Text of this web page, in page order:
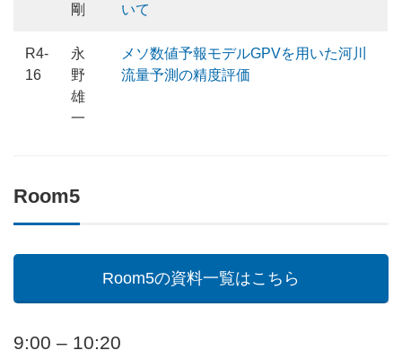
剛
いて
R4-
16
永
野
雄
一
メソ数値予報モデルGPVを用いた河川
流量予測の精度評価
Room5
Room5の資料一覧はこちら
9:00 – 10:20